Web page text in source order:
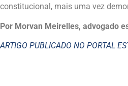
constitucional, mais uma vez
Por Morvan Meirelles, advogado
ARTIGO PUBLICADO NO PORTAL